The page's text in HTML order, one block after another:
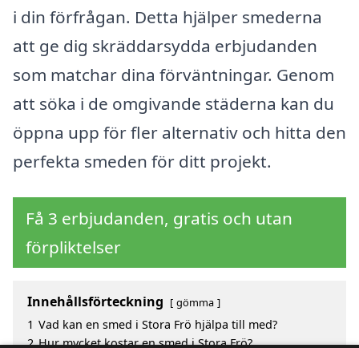
i din förfrågan. Detta hjälper smederna
att ge dig skräddarsydda erbjudanden
som matchar dina förväntningar. Genom
att söka i de omgivande städerna kan du
öppna upp för fler alternativ och hitta den
perfekta smeden för ditt projekt.
Få 3 erbjudanden, gratis och utan
förpliktelser
Innehållsförteckning gömma
1 Vad kan en smed i Stora Frö hjälpa till med?
2 Hur mycket kostar en smed i Stora Frö?